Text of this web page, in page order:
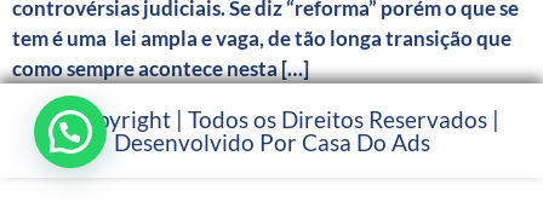
controvérsias judiciais. Se diz “reforma” porém o que se
tem é uma lei ampla e vaga, de tão longa transição que
como sempre acontece nesta […]
© Copyright | Todos os Direitos Reservados |
Desenvolvido Por Casa Do Ads